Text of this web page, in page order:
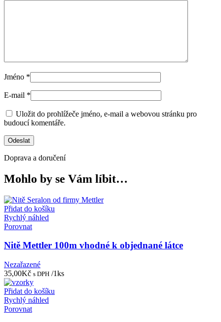
Jméno *
E-mail *
Uložit do prohlížeče jméno, e-mail a webovou stránku pro
budoucí komentáře.
Doprava a doručení
Mohlo by se Vám líbit…
Přidat do košíku
Rychlý náhled
Porovnat
Nitě Mettler 100m vhodné k objednané látce
Nezařazené
35,00Kč s DPH /1ks
Přidat do košíku
Rychlý náhled
Porovnat